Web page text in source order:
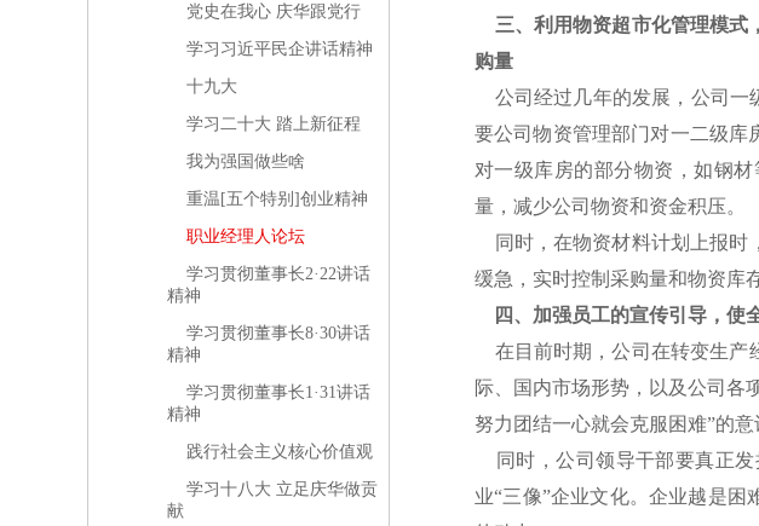
党史在我心 庆华跟党行
学习习近平民企讲话精神
十九大
学习二十大 踏上新征程
我为强国做些啥
重温[五个特别]创业精神
职业经理人论坛
学习贯彻董事长2·22讲话
精神
学习贯彻董事长8·30讲话
精神
学习贯彻董事长1·31讲话
精神
践行社会主义核心价值观
学习十八大 立足庆华做贡
献
三、利用物资超市化管理模式
购量
公司经过几年的发展，公司一
要公司物资管理部门对一二级库
对一级库房的部分物资，如钢
量，减少公司物资和资金积压。
同时，在物资材料计划上报时
缓急，实时控制采购量和物资库
四、加强员工的宣传引导，使
在目前时期，公司在转变生产
际、国内市场形势，以及公司各
努力团结一心就会克服困难”的
同时，公司领导干部要真正发
业“三像”企业文化。企业越是